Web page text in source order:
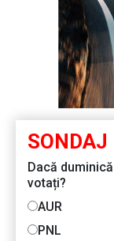
SONDAJ
Dacă
votați?
AUR
PNL